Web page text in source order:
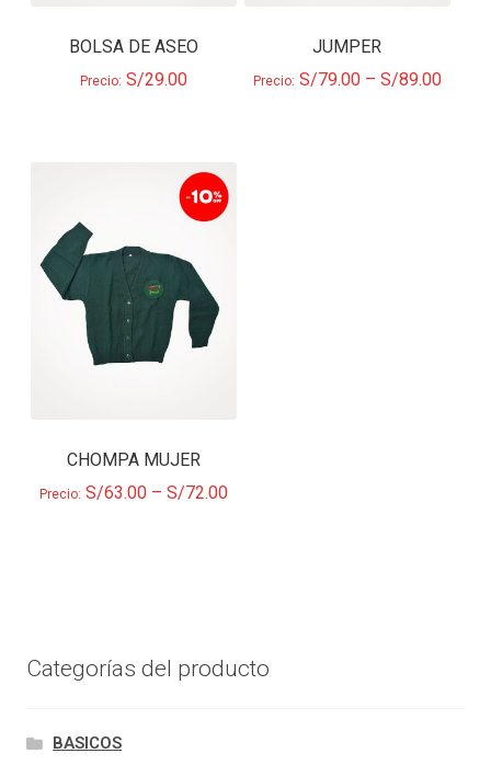
BOLSA DE ASEO
Precio: S/29.00
JUMPER
Precio: S/79.00– S/89.00
CHOMPA MUJER
Precio: S/63.00 –S/72.00
Categorías del producto
BASICOS